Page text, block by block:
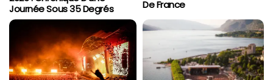
Journée Sous 35 Degrés
De France